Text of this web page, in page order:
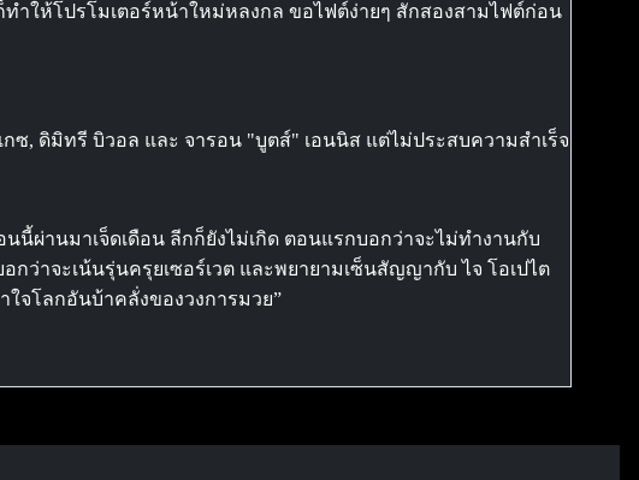
ให้โปรโมเตอร์หน้าใหม่หลงกล ขอไฟต์ง่ายๆ สักสองสามไฟต์ก่อน
ซ, ดิมิทรี บิวอล และ จารอน "บูตส์" เอนนิส แต่ไม่ประสบความสำเร็จ
นี้ผ่านมาเจ็ดเดือน ลีกก็ยังไม่เกิด ตอนแรกบอกว่าจะไม่ทำงานกับ
ว่าจะเน้นรุ่นครุยเซอร์เวต และพยายามเซ็นสัญญากับ ไจ โอเปไต
จโลกอันบ้าคลั่งของวงการมวย”